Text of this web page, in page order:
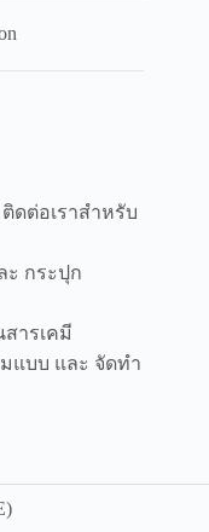
ดต่อเราสำหรับ
ะ กระปุก
ารเคมี
แบบ และ จัดทำ